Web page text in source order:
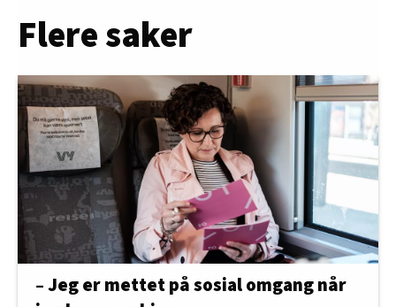
Flere saker
– Jeg er mettet på sosial omgang når